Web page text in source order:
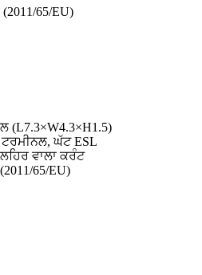
65/EU)
(L7.3×W4.3×H1.5)
ਘੱਟ ESL
ਵਾਲਾ ਕਰੰਟ
65/EU)